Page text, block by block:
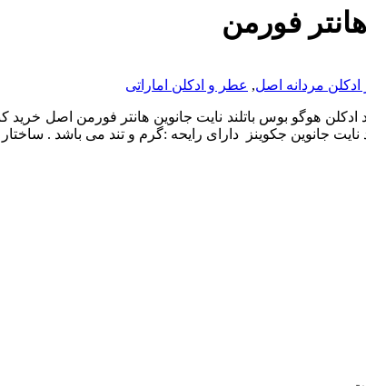
فورمن
مردانه اصل, عطر و ادکلن اماراتی
هوگو بوس باتلند نایت جانوین هانتر فورمن اصل خرید
جانوین جکوینز دارای رایحه :گرم و تند می باشد .